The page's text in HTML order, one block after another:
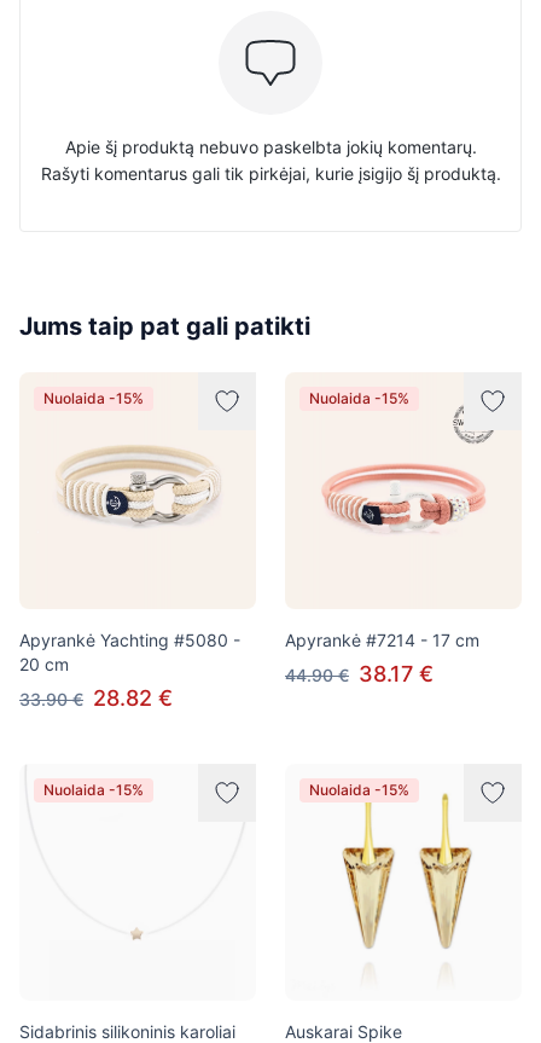
Apie šį produktą nebuvo paskelbta jokių komentarų.
Rašyti komentarus gali tik pirkėjai, kurie įsigijo šį produktą.
Jums taip pat gali patikti
Nuolaida -15%
Apyrankė Yachting #5080 -
20 cm
33.90 € 28.82 €
Nuolaida -15%
Apyrankė #7214 - 17 cm
44.90 € 38.17 €
Nuolaida -15%
Sidabrinis silikoninis karoliai
Nuolaida -15%
Auskarai Spike